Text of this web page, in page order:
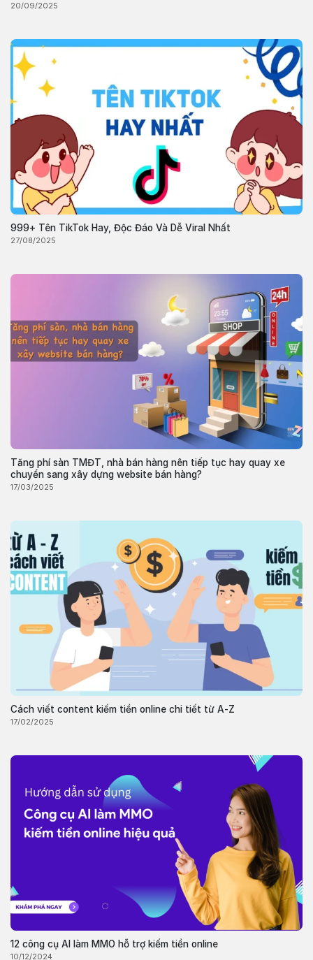
20/09/2025
999+ Tên TikTok Hay, Độc Đáo Và Dễ Viral Nhất
27/08/2025
Tăng phí sàn TMĐT, nhà bán hàng nên tiếp tục hay quay xe
chuyển sang xây dựng website bán hàng?
17/03/2025
Cách viết content kiếm tiền online chi tiết từ A-Z
17/02/2025
12 công cụ AI làm MMO hỗ trợ kiếm tiền online
10/12/2024